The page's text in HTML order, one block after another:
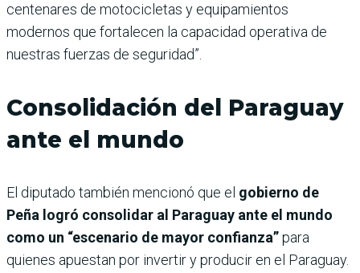
centenares de motocicletas y equipamientos
modernos que fortalecen la capacidad operativa de
nuestras fuerzas de seguridad”.
Consolidación del Paraguay
ante el mundo
El diputado también mencionó que el gobierno de
Peña logró consolidar al Paraguay ante el mundo
como un “escenario de mayor confianza”para
quienes apuestan por invertir y producir en el Paraguay.